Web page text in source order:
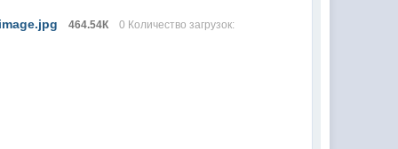
image.jpg 464.54К 0 Количество загрузок: